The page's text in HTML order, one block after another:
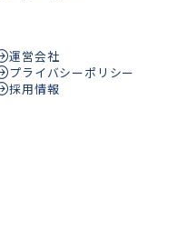
運営会社
プライバシーポリシー
採用情報